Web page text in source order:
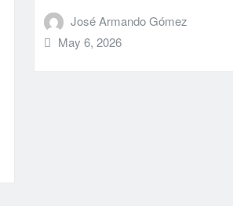
José Armando Gómez
May 6, 2026